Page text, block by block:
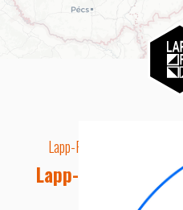
Lapp-Fa EUTR technikai
Lapp-fa Kft.
Telefon: